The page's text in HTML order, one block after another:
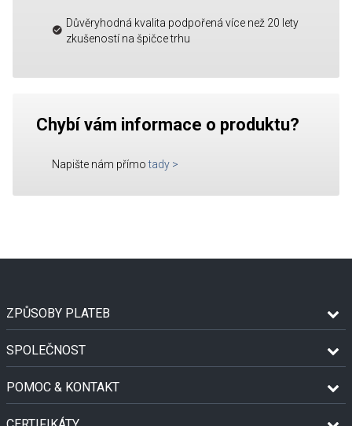
Důvěryhodná kvalita podpořená více než 20 lety
zkušeností na špičce trhu
Chybí vám informace o produktu?
Napište nám přímo tady >
ZPŮSOBY PLATEB
SPOLEČNOST
POMOC & KONTAKT